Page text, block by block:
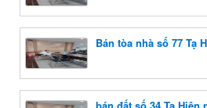
Bán tòa nhà số 77 Tạ